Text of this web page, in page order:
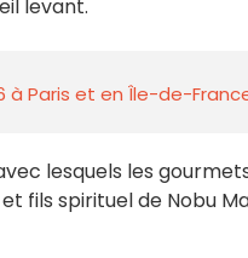
levant.
à Paris et en Île-de-
lesquels les
fils spirituel de Nobu